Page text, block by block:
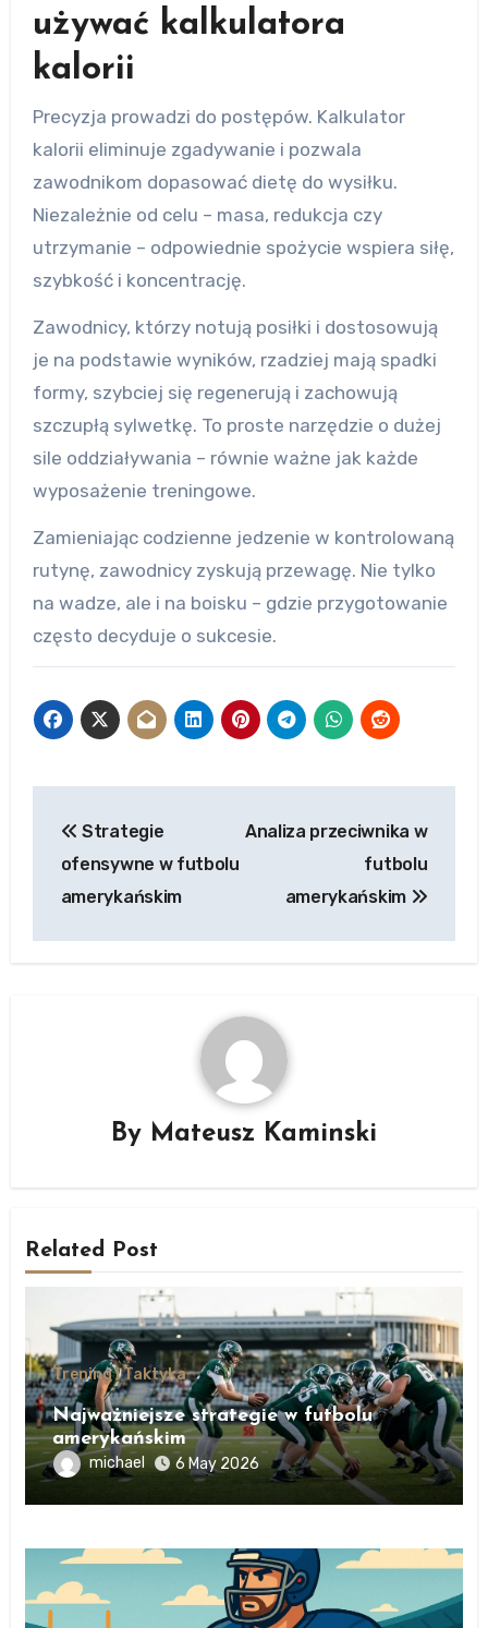
używać kalkulatora
kalorii
Precyzja prowadzi do postępów. Kalkulator
kalorii eliminuje zgadywanie i pozwala
zawodnikom dopasować dietę do wysiłku.
Niezależnie od celu – masa, redukcja czy
utrzymanie – odpowiednie spożycie wspiera siłę,
szybkość i koncentrację.
Zawodnicy, którzy notują posiłki i dostosowują
je na podstawie wyników, rzadziej mają spadki
formy, szybciej się regenerują i zachowują
szczupłą sylwetkę. To proste narzędzie o dużej
sile oddziaływania – równie ważne jak każde
wyposażenie treningowe.
Zamieniając codzienne jedzenie w kontrolowaną
rutynę, zawodnicy zyskują przewagę. Nie tylko
na wadze, ale i na boisku – gdzie przygotowanie
często decyduje o sukcesie.
navigation
Strategie
ofensywne w futbolu
amerykańskim
Analiza przeciwnika w
futbolu
amerykańskim
By Mateusz Kaminski
Related Post
Trening i Taktyka
Najważniejsze strategie w futbolu
amerykańskim
michael 6 May 2026